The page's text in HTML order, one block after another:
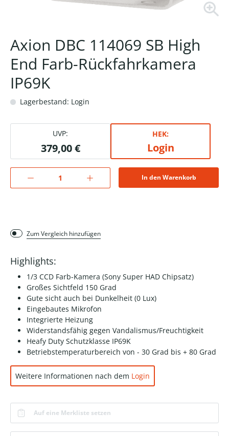
Axion DBC 114069 SB High
End Farb-Rückfahrkamera
IP69K
Lagerbestand: Login
UVP:
379,00 €
HEK:
Login
In den Warenkorb
Zum Vergleich hinzufügen
Highlights:
1/3 CCD Farb-Kamera (Sony Super HAD Chipsatz)
Großes Sichtfeld 150 Grad
Gute sicht auch bei Dunkelheit (0 Lux)
Eingebautes Mikrofon
Integrierte Heizung
Widerstandsfähig gegen Vandalismus/Freuchtigkeit
Heafy Duty Schutzklasse IP69K
Betriebstemperaturbereich von - 30 Grad bis + 80 Grad
Weitere Informationen nach dem Login
Auf eine Merkliste setzen